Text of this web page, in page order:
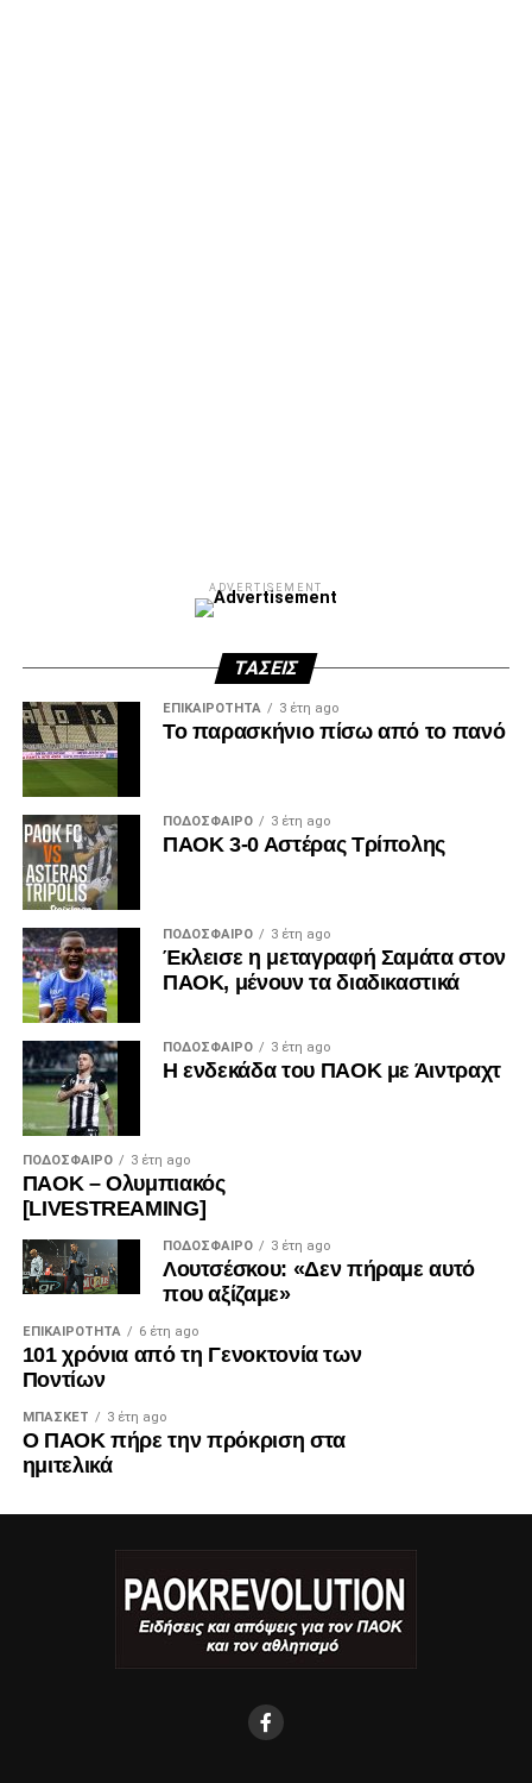
ADVERTISEMENT
ΤΆΣΕΙΣ
ΕΠΙΚΑΙΡΌΤΗΤΑ 3 έτη ago
Το παρασκήνιο πίσω από το πανό
ΠΟΔΌΣΦΑΙΡΟ 3 έτη ago
ΠΑΟΚ 3-0 Αστέρας Τρίπολης
ΠΟΔΌΣΦΑΙΡΟ 3 έτη ago
Έκλεισε η μεταγραφή Σαμάτα στον
ΠΑΟΚ, μένουν τα διαδικαστικά
ΠΟΔΌΣΦΑΙΡΟ 3 έτη ago
Η ενδεκάδα του ΠΑΟΚ με Άιντραχτ
ΠΟΔΌΣΦΑΙΡΟ 3 έτη ago
ΠΑΟΚ – Ολυμπιακός
[LIVESTREAMING]
ΠΟΔΌΣΦΑΙΡΟ 3 έτη ago
Λουτσέσκου: «Δεν πήραμε αυτό
που αξίζαμε»
ΕΠΙΚΑΙΡΌΤΗΤΑ 6 έτη ago
101 χρόνια από τη Γενοκτονία των
Ποντίων
ΜΠΆΣΚΕΤ 3 έτη ago
Ο ΠΑΟΚ πήρε την πρόκριση στα
ημιτελικά